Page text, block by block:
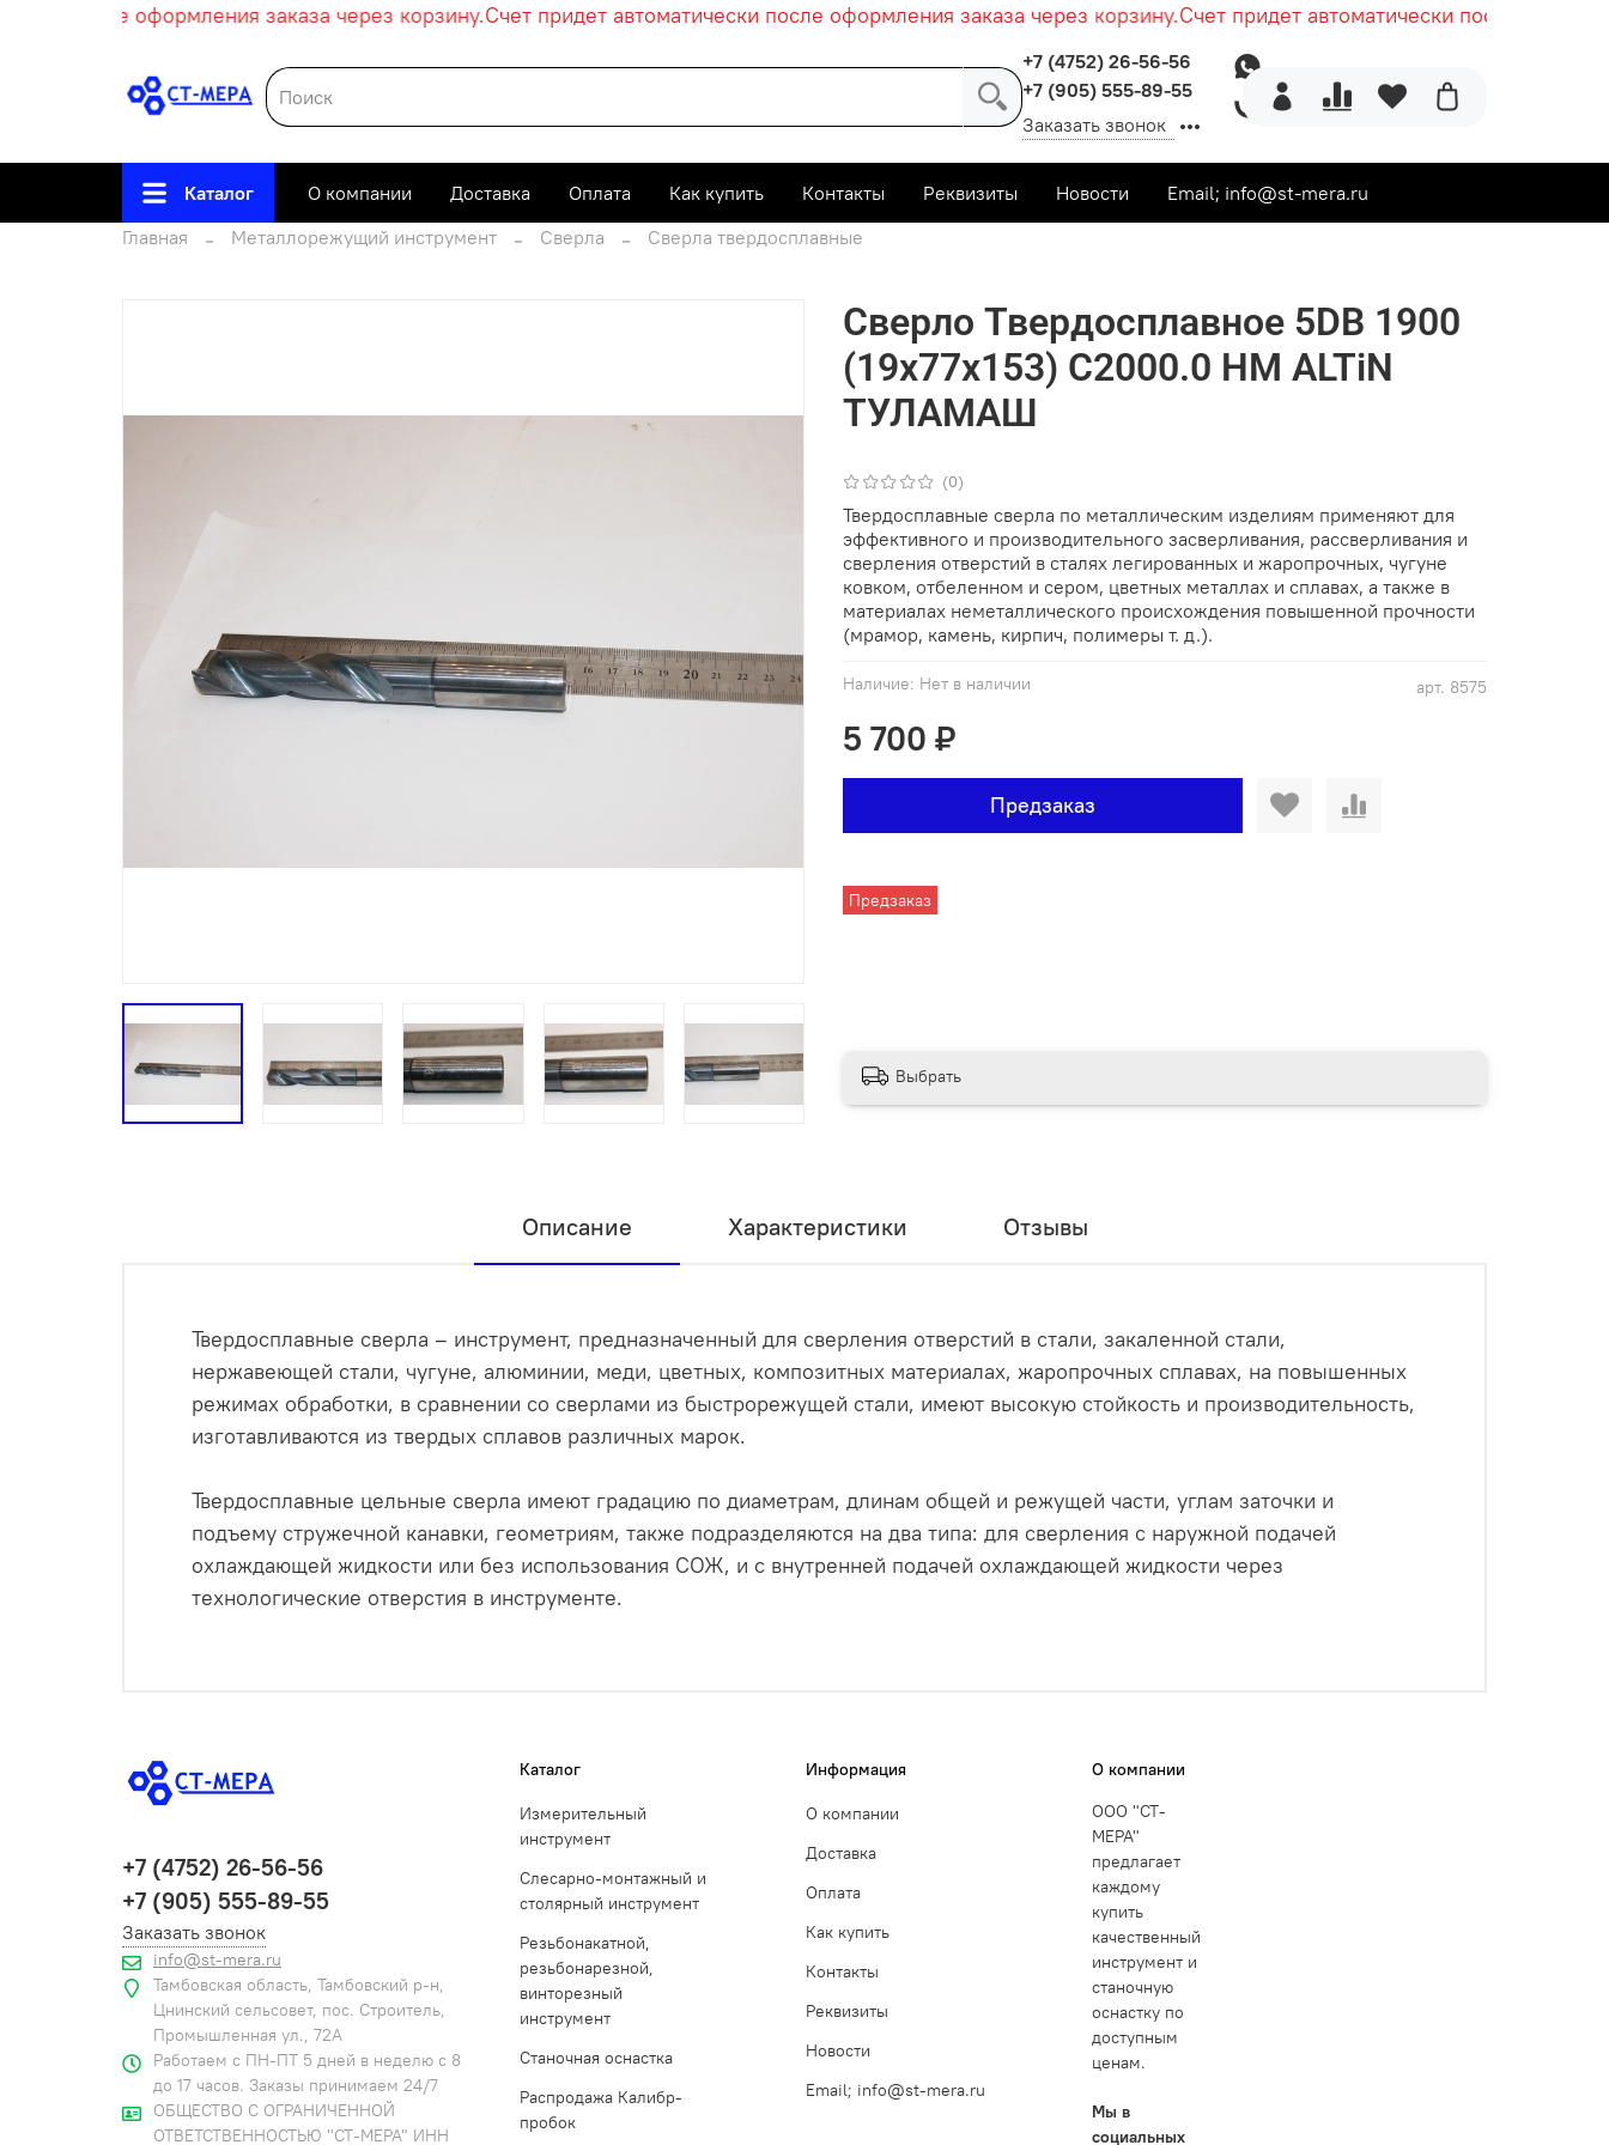
после оформления заказа через корзину.Счет придет автоматически после оформления заказа через корзину.Счет придет автоматически после
+7 (4752) 26-56-56
+7 (905) 555-89-55
Заказать звонок
Каталог О компании Доставка Оплата Как купить Контакты Реквизиты Новости
Email; info@st-mera.ru
Главная
Металлорежущий инструмент Сверла Сверла твердосплавные
(0)
арт. 8575
Наличие: Нет в наличии
Предзаказ
Сверло Твердосплавное 5DВ 1900
(19х77х153) C2000.0 HM ALTiN
ТУЛАМАШ
5 700 ₽
Предзаказ
Твердосплавные сверла по металлическим изделиям применяют для
эффективного и производительного засверливания, рассверливания и
сверления отверстий в сталях легированных и жаропрочных, чугуне
ковком, отбеленном и сером, цветных металлах и сплавах, а также в
материалах неметаллического происхождения повышенной прочности
(мрамор, камень, кирпич, полимеры т. д.).
Выбрать
Описание Характеристики Отзывы
Твердосплавные сверла – инструмент, предназначенный для сверления отверстий в стали, закаленной стали,
нержавеющей стали, чугуне, алюминии, меди, цветных, композитных материалах, жаропрочных сплавах, на повышенных
режимах обработки, в сравнении со сверлами из быстрорежущей стали, имеют высокую стойкость и производительность,
изготавливаются из твердых сплавов различных марок.
Твердосплавные цельные сверла имеют градацию по диаметрам, длинам общей и режущей части, углам заточки и
подъему стружечной канавки, геометриям, также подразделяются на два типа: для сверления с наружной подачей
охлаждающей жидкости или без использования СОЖ, и с внутренней подачей охлаждающей жидкости через
технологические отверстия в инструменте.
Каталог
Измерительный
инструмент
Слесарно-монтажный и
столярный инструмент
Резьбонакатной,
резьбонарезной,
винторезный
инструмент
Станочная оснастка
Распродажа Калибр-
пробок
Информация
О компании
Доставка
Оплата
Как купить
Контакты
Реквизиты
Новости
Email; info@st-mera.ru
О компании
ООО "СТ-
МЕРА"
предлагает
каждому
купить
качественный
инструмент и
станочную
оснастку по
доступным
ценам.
Мы в
социальных
+7 (4752) 26-56-56
+7 (905) 555-89-55
Заказать звонок
info@st-mera.ru
Тамбовская область, Тамбовский р-н,
Цнинский сельсовет, пос. Строитель,
Промышленная ул., 72А
Работаем с ПН-ПТ 5 дней в неделю с 8
до 17 часов. Заказы принимаем 24/7
ОБЩЕСТВО С ОГРАНИЧЕННОЙ
ОТВЕТСТВЕННОСТЬЮ "СТ-МЕРА" ИНН